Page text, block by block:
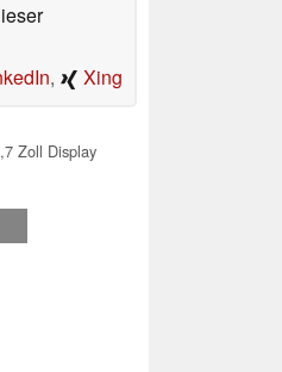
, Xing
Zoll Display